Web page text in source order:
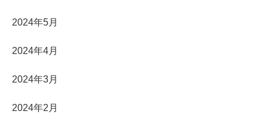
2024年5月
2024年4月
2024年3月
2024年2月